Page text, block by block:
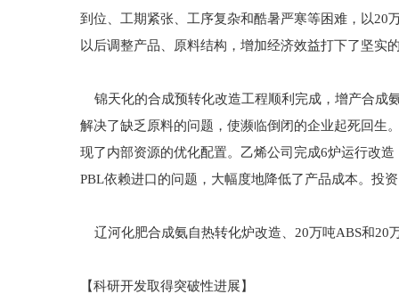
到位、工期紧张、工序复杂和酷暑严寒等困难，以20
以后调整产品、原料结构，增加经济效益打下了坚实
锦天化的合成预转化改造工程顺利完成，增产合成
解决了缺乏原料的问题，使濒临倒闭的企业起死回生
现了内部资源的优化配置。乙烯公司完成6炉运行改
PBL依赖进口的问题，大幅度地降低了产品成本。投
辽河化肥合成氨自热转化炉改造、20万吨ABS和20
【科研开发取得突破性进展】